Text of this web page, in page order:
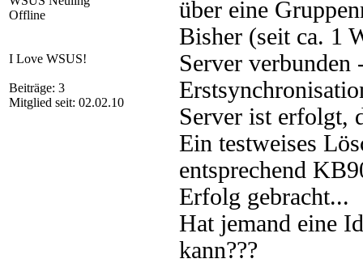
Offline
I Love WSUS!
Beiträge: 3
Mitglied seit: 02.02.10
über eine
Bisher (seit ca. 1
Server
Server ist erfolgt,
Ein testweises
entsprechend
Erfolg gebracht...
Hat jemand eine
kann???